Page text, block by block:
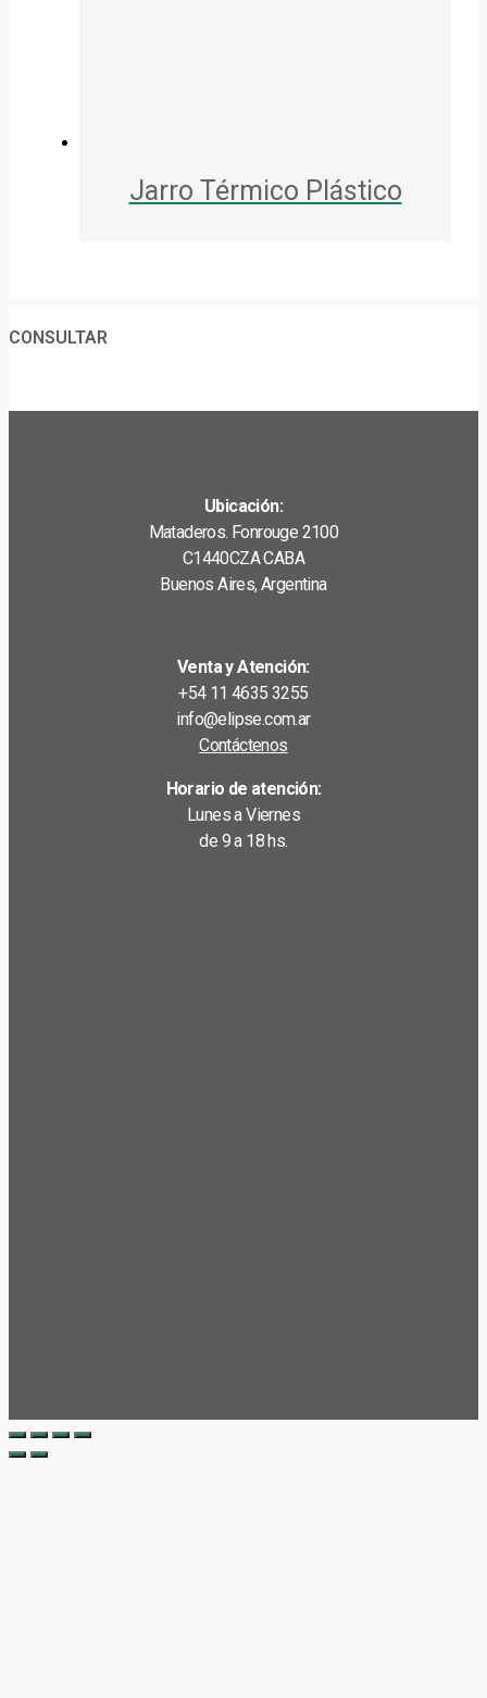
Jarro Térmico Plástico
CONSULTAR
Ubicación:
Mataderos. Fonrouge 2100
C1440CZA CABA
Buenos Aires, Argentina
Venta y Atención:
+54 11 4635 3255
info@elipse.com.ar
Contáctenos
Horario de atención:
Lunes a Viernes
de 9 a 18 hs.